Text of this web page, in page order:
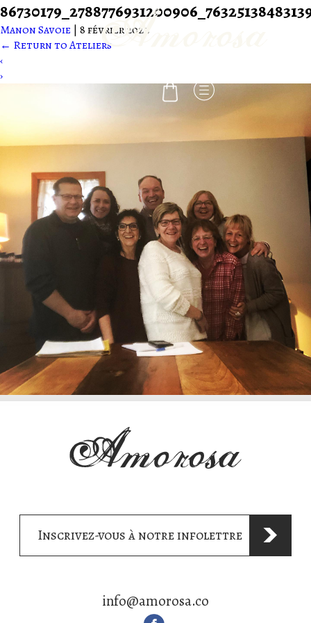
Manon Savoie | 8 février 2022
← Return to Ateliers
‹
›
Inscrivez-vous à notre infolettre
info@amorosa.co